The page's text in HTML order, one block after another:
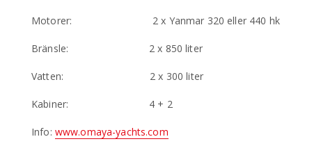
Motorer: 2 x Yanmar 320 eller 440 hk
Bränsle: 2 x 850 liter
Vatten: 2 x 300 liter
Kabiner: 4 + 2
Info: www.omaya-yachts.com